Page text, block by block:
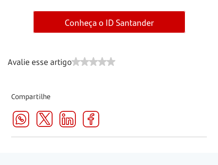
Conheça o ID Santander
Avalie esse artigo
Compartilhe